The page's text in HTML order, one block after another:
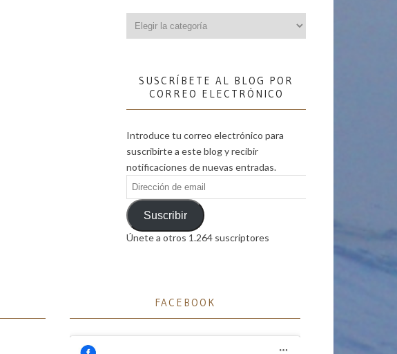
SUSCRÍBETE AL BLOG POR
CORREO ELECTRÓNICO
Introduce tu correo electrónico para
suscribirte a este blog y recibir
notificaciones de nuevas entradas.
Dirección
de
emailSuscribir
Únete a otros 1.264 suscriptores
FACEBOOK